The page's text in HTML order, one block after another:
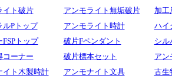
イト破片
アンモライト無垢破片
加工
ルPトップ
アンモライト時計
ハイ
FSPトップ
破片Fペンダント
シル
コーナー
破片標本セット
アン
イト木製時計
アンモナイト文具
古生